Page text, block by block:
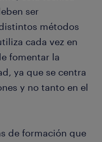
ser
métodos
cada vez en
fomentar la
ya que se centra
y no tanto en el
de formación que